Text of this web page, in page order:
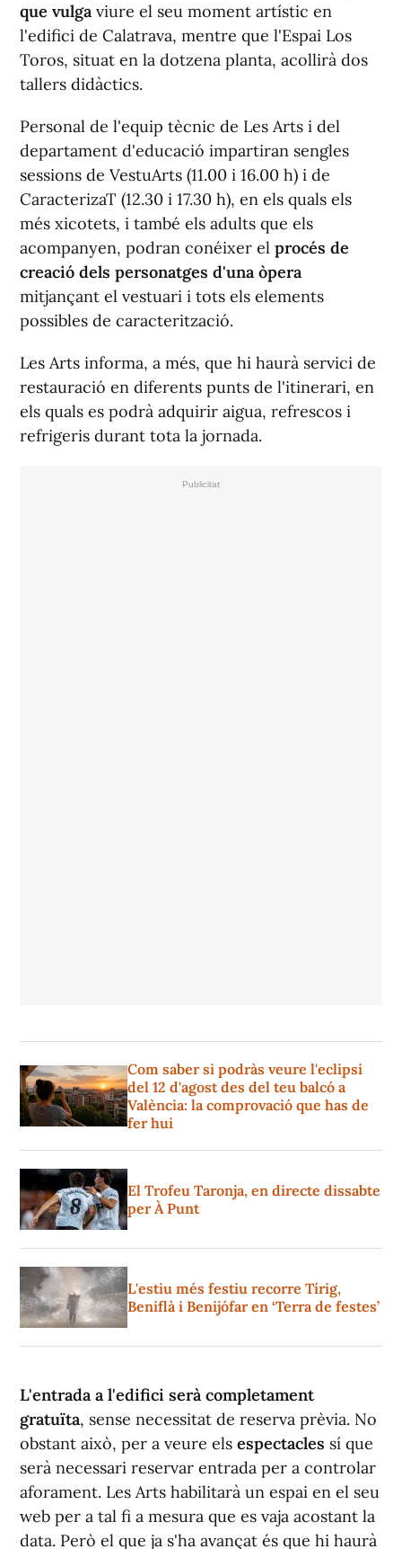
que vulga viure el seu moment artístic en
l'edifici de Calatrava, mentre que l'Espai Los
Toros, situat en la dotzena planta, acollirà dos
tallers didàctics.
Personal de l'equip tècnic de Les Arts i del
departament d'educació impartiran sengles
sessions de VestuArts (11.00 i 16.00 h) i de
CaracterizaT (12.30 i 17.30 h), en els quals els
més xicotets, i també els adults que els
acompanyen, podran conéixer el procés de
creació dels personatges d'una òpera
mitjançant el vestuari i tots els elements
possibles de caracterització.
Les Arts informa, a més, que hi haurà servici de
restauració en diferents punts de l'itinerari, en
els quals es podrà adquirir aigua, refrescos i
refrigeris durant tota la jornada.
Com saber si podràs veure l'eclipsi
del 12 d'agost des del teu balcó a
València: la comprovació que has de
fer hui
El Trofeu Taronja, en directe dissabte
per À Punt
L'estiu més festiu recorre Tírig,
Beniflà i Benijófar en ‘Terra de festes’
L'entrada a l'edifici serà completament
gratuïta, sense necessitat de reserva prèvia. No
obstant això, per a veure els espectacles sí que
serà necessari reservar entrada per a controlar
aforament. Les Arts habilitarà un espai en el seu
web per a tal fi a mesura que es vaja acostant la
data. Però el que ja s'ha avançat és que hi haurà